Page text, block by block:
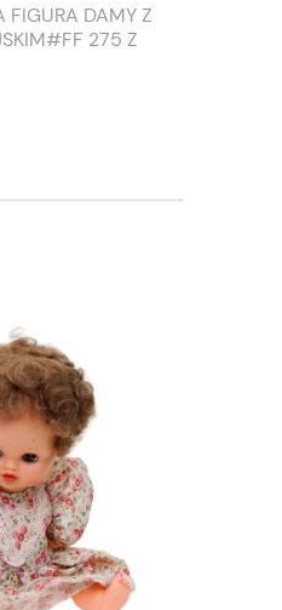
FIGURA DAMY Z
275 Z